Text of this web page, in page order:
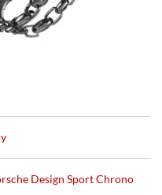
Design Sport Chrono